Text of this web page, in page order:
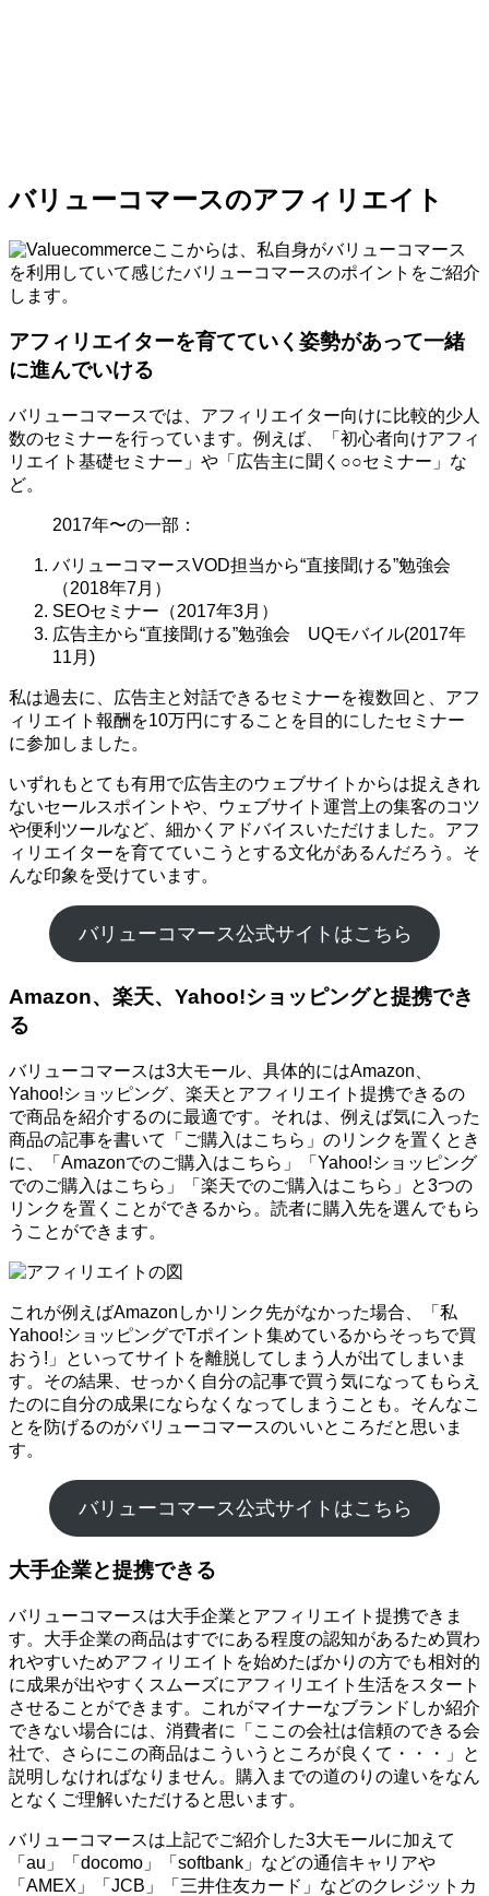
バリューコマースのアフィリエイト
ここからは、私自身がバリューコマース
を利用していて感じたバリューコマースのポイントをご紹介
します。
アフィリエイターを育てていく姿勢があって一緒
に進んでいける
バリューコマースでは、アフィリエイター向けに比較的少人
数のセミナーを行っています。例えば、「初心者向けアフィ
リエイト基礎セミナー」や「広告主に聞く○○セミナー」な
ど。
2017年〜の一部：
バリューコマースVOD担当から“直接聞ける”勉強会
（2018年7月）
SEOセミナー（2017年3月）
広告主から“直接聞ける”勉強会 UQモバイル(2017年
11月)
私は過去に、広告主と対話できるセミナーを複数回と、アフ
ィリエイト報酬を10万円にすることを目的にしたセミナー
に参加しました。
いずれもとても有用で広告主のウェブサイトからは捉えきれ
ないセールスポイントや、ウェブサイト運営上の集客のコツ
や便利ツールなど、細かくアドバイスいただけました。アフ
ィリエイターを育てていこうとする文化があるんだろう。そ
んな印象を受けています。
バリューコマース公式サイトはこちら
Amazon、楽天、Yahoo!ショッピングと提携でき
る
バリューコマースは3大モール、具体的にはAmazon、
Yahoo!ショッピング、楽天とアフィリエイト提携できるの
で商品を紹介するのに最適です。それは、例えば気に入った
商品の記事を書いて「ご購入はこちら」のリンクを置くとき
に、「Amazonでのご購入はこちら」「Yahoo!ショッピング
でのご購入はこちら」「楽天でのご購入はこちら」と3つの
リンクを置くことができるから。読者に購入先を選んでもら
うことができます。
これが例えばAmazonしかリンク先がなかった場合、「私
Yahoo!ショッピングでTポイント集めているからそっちで買
おう!」といってサイトを離脱してしまう人が出てしまいま
す。その結果、せっかく自分の記事で買う気になってもらえ
たのに自分の成果にならなくなってしまうことも。そんなこ
とを防げるのがバリューコマースのいいところだと思いま
す。
バリューコマース公式サイトはこちら
大手企業と提携できる
バリューコマースは大手企業とアフィリエイト提携できま
す。大手企業の商品はすでにある程度の認知があるため買わ
れやすいためアフィリエイトを始めたばかりの方でも相対的
に成果が出やすくスムーズにアフィリエイト生活をスタート
させることができます。これがマイナーなブランドしか紹介
できない場合には、消費者に「ここの会社は信頼のできる会
社で、さらにこの商品はこういうところが良くて・・・」と
説明しなければなりません。購入までの道のりの違いをなん
となくご理解いただけると思います。
バリューコマースは上記でご紹介した3大モールに加えて
「au」「docomo」「softbank」などの通信キャリアや
「AMEX」「JCB」「三井住友カード」などのクレジットカ